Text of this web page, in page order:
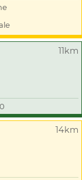
11km
14km